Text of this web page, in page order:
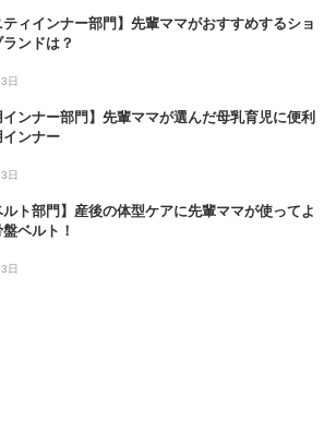
ティインナー部門】先輩ママがおすすめするショ
ンドは？
日
インナー部門】先輩ママが選んだ母乳育児に便利
ンナー
日
ルト部門】産後の体型ケアに先輩ママが使ってよ
ベルト！
日